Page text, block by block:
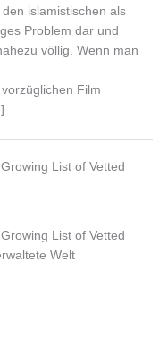
islamistischen als
Problem dar und
völlig. Wenn man
Film
List of Vetted
List of Vetted
Welt